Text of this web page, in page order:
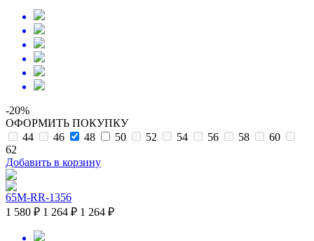
-20%
ОФОРМИТЬ ПОКУПКУ
44
46 48 50 52 54 56 58
60
62
Добавить в корзину
65M-RR-1356
1 580 ₽ 1 264 ₽ 1 264 ₽